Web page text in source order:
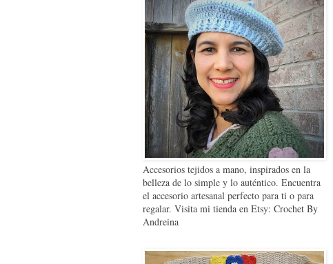
Accesorios tejidos a mano, inspirados en la
belleza de lo simple y lo auténtico. Encuentra
el accesorio artesanal perfecto para ti o para
regalar. Visita mi tienda en Etsy: Crochet By
Andreina